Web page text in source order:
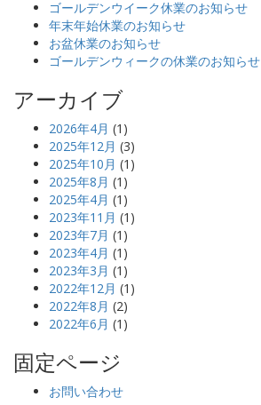
ゴールデンウイーク休業のお知らせ
年末年始休業のお知らせ
お盆休業のお知らせ
ゴールデンウィークの休業のお知らせ
アーカイブ
2026年4月 (1)
2025年12月 (3)
2025年10月 (1)
2025年8月 (1)
2025年4月 (1)
2023年11月 (1)
2023年7月 (1)
2023年4月 (1)
2023年3月 (1)
2022年12月 (1)
2022年8月 (2)
2022年6月 (1)
固定ページ
お問い合わせ